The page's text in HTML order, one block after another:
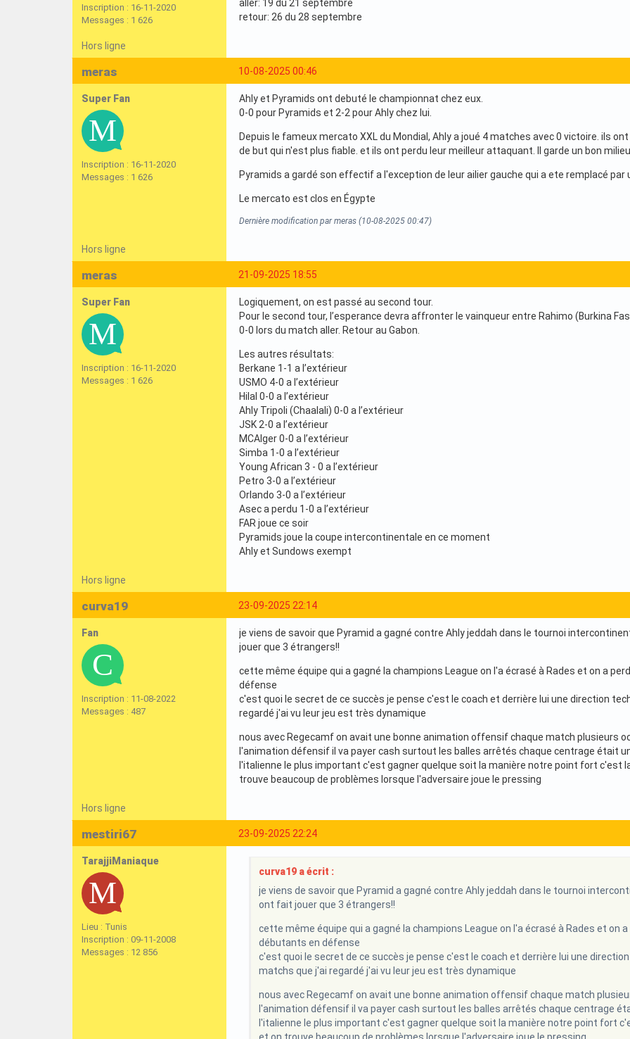
Inscription : 16-11-2020
Messages : 1 626
aller: 19 du 21 septembre
retour: 26 du 28 septembre
Hors ligne
10-08-2025 00:46
meras
Super Fan
Inscription : 16-11-2020
Messages : 1 626
Ahly et Pyramids ont debuté le championnat chez eux.
0-0 pour Pyramids et 2-2 pour Ahly chez lui.
Depuis le fameux mercato XXL du Mondial, Ahly a joué 4 matches avec 0 victoire. ils
de but qui n'est plus fiable. et ils ont perdu leur meilleur attaquant. Il garde un bon
Pyramids a gardé son effectif a l'exception de leur ailier gauche qui a ete remplacé par
Le mercato est clos en Égypte
Dernière modification par meras (10-08-2025 00:47)
Hors ligne
21-09-2025 18:55
meras
Super Fan
Inscription : 16-11-2020
Messages : 1 626
Logiquement, on est passé au second tour.
Pour le second tour, l’esperance devra affronter le vainqueur entre Rahimo (Burkina
0-0 lors du match aller. Retour au Gabon.
Les autres résultats:
Berkane 1-1 a l’extérieur
USMO 4-0 a l’extérieur
Hilal 0-0 a l’extérieur
Ahly Tripoli (Chaalali) 0-0 a l’extérieur
JSK 2-0 a l’extérieur
MCAlger 0-0 a l’extérieur
Simba 1-0 a l’extérieur
Young African 3 - 0 a l’extérieur
Petro 3-0 a l’extérieur
Orlando 3-0 a l’extérieur
Asec a perdu 1-0 a l’extérieur
FAR joue ce soir
Pyramids joue la coupe intercontinentale en ce moment
Ahly et Sundows exempt
Hors ligne
23-09-2025 22:14
curva19
Fan
Inscription : 11-08-2022
Messages : 487
je viens de savoir que Pyramid a gagné contre Ahly jeddah dans le tournoi
jouer que 3 étrangers!!
cette même équipe qui a gagné la champions League on l'a écrasé à Rades et on a
défense
c'est quoi le secret de ce succès je pense c'est le coach et derrière lui une direction
regardé j'ai vu leur jeu est très dynamique
nous avec Regecamf on avait une bonne animation offensif chaque match plusieurs
l'animation défensif il va payer cash surtout les balles arrêtés chaque centrage était
l'italienne le plus important c'est gagner quelque soit la manière notre point fort c'est
trouve beaucoup de problèmes lorsque l'adversaire joue le pressing
Hors ligne
23-09-2025 22:24
mestiri67
TarajjiManiaque
Lieu : Tunis
Inscription : 09-11-2008
Messages : 12 856
curva19 a écrit :
je viens de savoir que Pyramid a gagné contre Ahly jeddah dans le tournoi
ont fait jouer que 3 étrangers!!
cette même équipe qui a gagné la champions League on l'a écrasé à Rades et on
débutants en défense
c'est quoi le secret de ce succès je pense c'est le coach et derrière lui une
matchs que j'ai regardé j'ai vu leur jeu est très dynamique
nous avec Regecamf on avait une bonne animation offensif chaque match
l'animation défensif il va payer cash surtout les balles arrêtés chaque centrage
l'italienne le plus important c'est gagner quelque soit la manière notre point fort